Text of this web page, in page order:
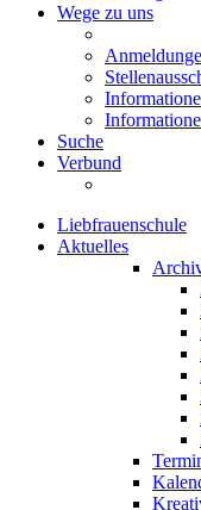
Wege zu uns
Suche
Verbund
Liebfrauenschule
Aktuelles